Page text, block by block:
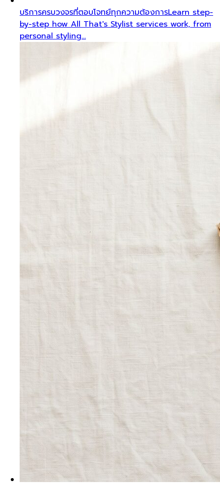
บริการครบวงจรที่ตอบโจทย์ทุกความต้องการLearn step-
by-step how All That's Stylist services work, from
personal styling…